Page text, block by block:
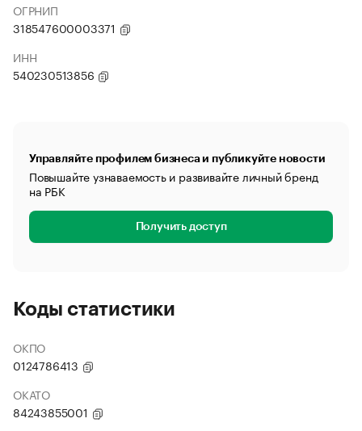
ОГРНИП
318547600003371
ИНН
540230513856
Управляйте профилем бизнеса и публикуйте новости
Повышайте узнаваемость и развивайте личный бренд
на РБК
Получить доступ
Коды статистики
ОКПО
0124786413
ОКАТО
84243855001